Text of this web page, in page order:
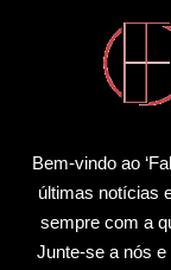
Bem-vindo ao
últimas notícias
sempre com a
Junte-se a nós e